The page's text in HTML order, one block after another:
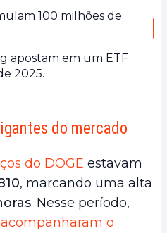
100 milhões de
apostam em um ETF
2025.
do mercado
do DOGE estavam
, marcando uma alta
. Nesse período,
o